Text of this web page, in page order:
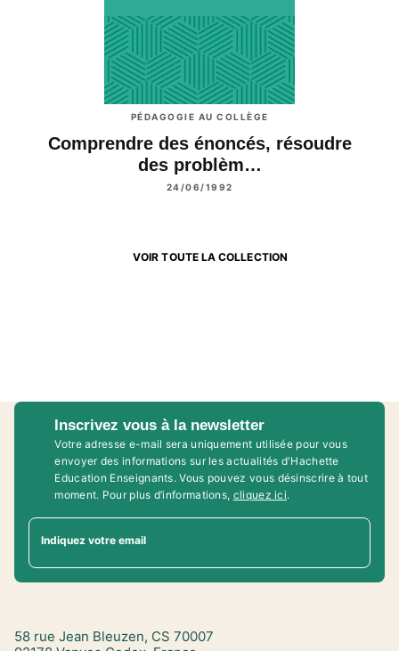
PÉDAGOGIE AU COLLÈGE
Comprendre des énoncés, résoudre
des problèm…
24/06/1992
VOIR TOUTE LA COLLECTION
Inscrivez vous à la newsletter
Votre adresse e-mail sera uniquement utilisée pour vous
envoyer des informations sur les actualités d'Hachette
Education Enseignants. Vous pouvez vous désinscrire à tout
moment. Pour plus d’informations, cliquez ici.
Indiquez votre email
58 rue Jean Bleuzen, CS 70007